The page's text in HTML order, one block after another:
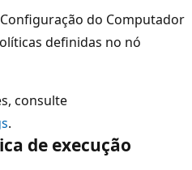
do Computador
definidas no nó
consulte
.
de execução